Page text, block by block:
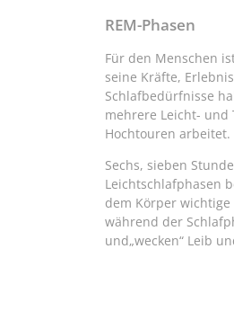
REM-Phasen
Für den Menschen
seine Kräfte,
Schlafbedürfnisse
mehrere Leicht- und
Hochtouren arbeitet.
Sechs, sieben
Leichtschlafphasen
dem Körper
während der
und„wecken“ Leib